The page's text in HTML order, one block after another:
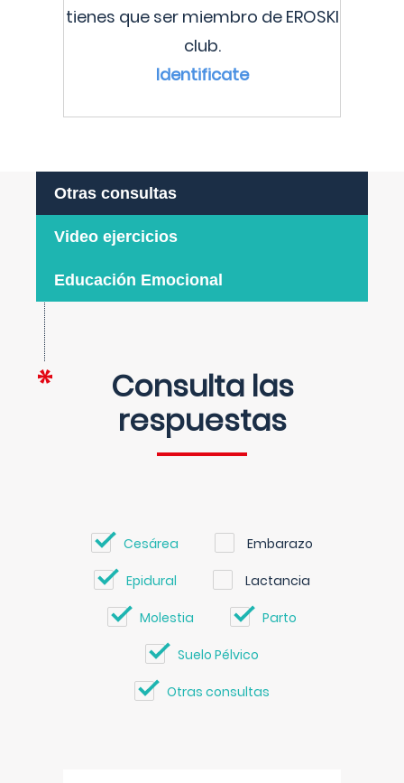
tienes que ser miembro de EROSKI
club.
Identificate
Otras consultas
Video ejercicios
Educación Emocional
Consulta las
respuestas
Cesárea Embarazo
Epidural Lactancia
Molestia Parto
Suelo Pélvico
Otras consultas